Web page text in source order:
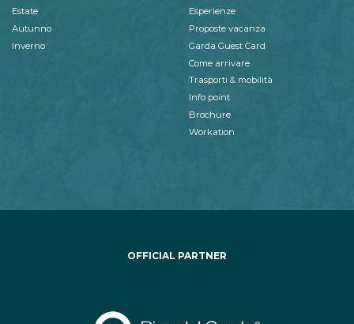
Estate
Autunno
Inverno
Esperienze
Proposte vacanza
Garda Guest Card
Come arrivare
Trasporti & mobilità
Info point
Brochure
Workation
OFFICIAL PARTNER